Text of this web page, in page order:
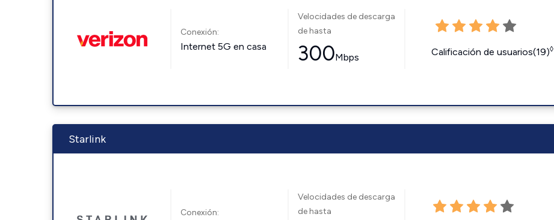
Conexión:
Internet 5G en casa
Velocidades de descarga
de hasta
300Mbps Calificación de usuarios(19)◊
Starlink
Conexión:
Velocidades de descarga
de hasta